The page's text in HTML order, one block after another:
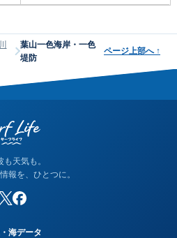
葉山一色海岸・一色
堤防
ページ上部へ ↑
も天気も。
報を、ひとつに。
海データ